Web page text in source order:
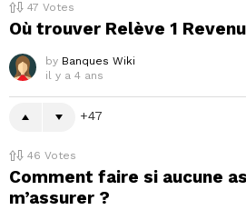
47 Votes
Où trouver Relève 1
by Banques Wiki
il y a 4 ans
47
46 Votes
Comment faire si aucune
m’assurer ?